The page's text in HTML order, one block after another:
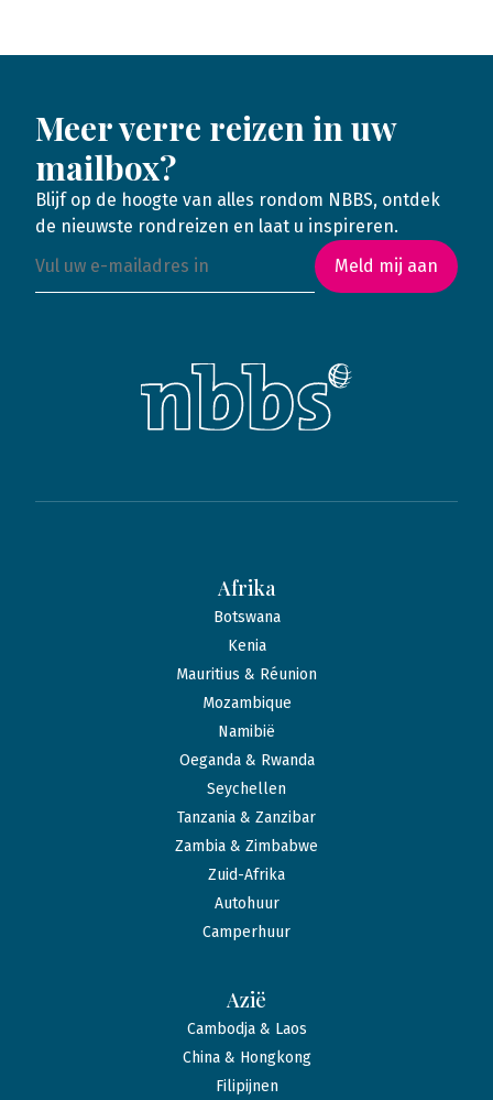
Meer verre reizen in uw
mailbox?
Blijf op de hoogte van alles rondom NBBS, ontdek
de nieuwste rondreizen en laat u inspireren.
Meld mij aan
Afrika
Botswana
Kenia
Mauritius & Réunion
Mozambique
Namibië
Oeganda & Rwanda
Seychellen
Tanzania & Zanzibar
Zambia & Zimbabwe
Zuid-Afrika
Autohuur
Camperhuur
Azië
Cambodja & Laos
China & Hongkong
Filipijnen